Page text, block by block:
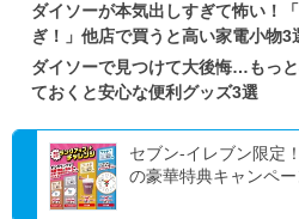
ダイソーが本気出しすぎて怖い！
ぎ！」他店で買うと高い家電小物3
ダイソーで見つけて大後悔…もっ
ておくと安心な便利グッズ3選
セブン‐イレブン限定
の豪華特典キャンペー